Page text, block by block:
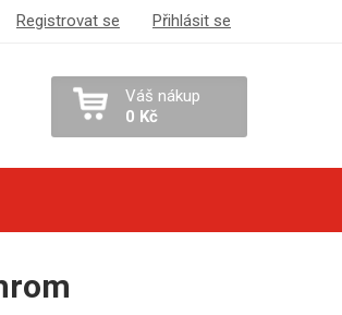
Registrovat se Přihlásit se
Váš nákup
0 Kč